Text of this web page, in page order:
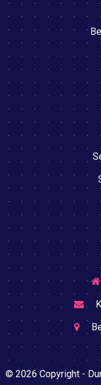
© 2026 Copyright -